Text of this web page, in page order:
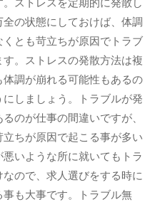
の状態にしておけば、体調
とも苛立ちが原因でトラブ
。ストレスの発散方法は複
調が崩れる可能性もあるの
しましょう。トラブルが発
のが仕事の間違いですが、
ちが原因で起こる事が多い
いような所に就いてもトラ
ので、求人選びをする時に
も大事です。トラブル無